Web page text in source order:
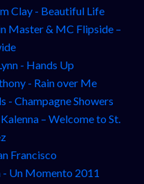
Clay - Beautiful Life
Master & MC Flipside –
- Hands Up
- Rain over Me
- Champagne Showers
– Welcome to St.
Francisco
- Un Momento 2011